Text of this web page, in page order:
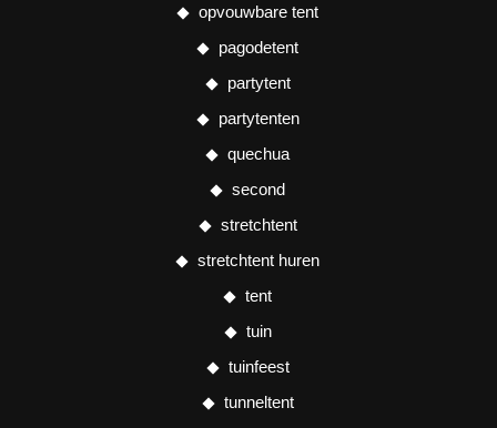
opvouwbare tent
pagodetent
partytent
partytenten
quechua
second
stretchtent
stretchtent huren
tent
tuin
tuinfeest
tunneltent